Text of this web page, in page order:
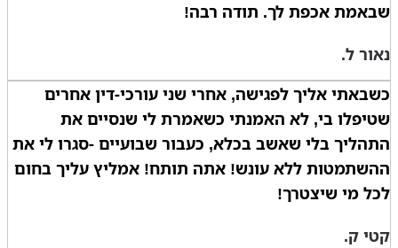
שבאמת אכפת לך. תודה רבה!
נאור ל.
כשבאתי אליך לפגישה, אחרי שני עורכי-דין אחרים
שטיפלו בי, לא האמנתי כשאמרת לי שנסיים את
התהליך בלי שאשב בכלא, כעבור שבועיים -סגרו לי את
ההשתמטות ללא עונש! אתה תותח! אמליץ עליך בחום
לכל מי שיצטרך!
קטי ק.